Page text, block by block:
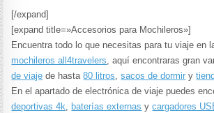
[/expand]
[expand title=»Accesorios para Mochileros»]
Encuentra todo lo que necesitas para tu viaje en
mochileros all4travelers, aquí encontraras gran
de viaje de hasta80 litros,sacos de dormir y
En el apartado de electrónica de viaje puedes
deportivas 4k, baterías externas ycargadores